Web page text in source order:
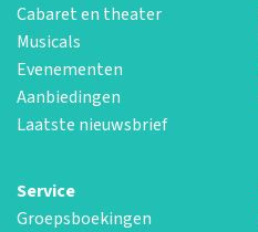
Cabaret en theater
Musicals
Evenementen
Aanbiedingen
Laatste nieuwsbrief
Service
Groepsboekingen